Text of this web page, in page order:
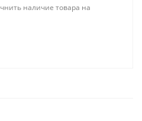
наличие товара на